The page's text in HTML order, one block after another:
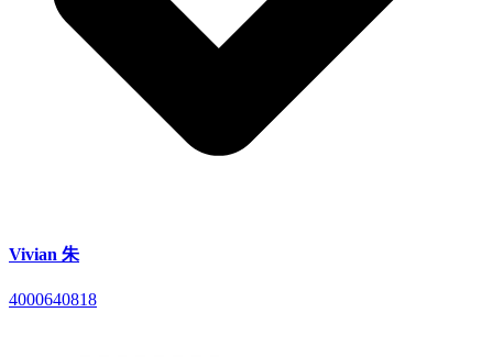
Vivian 朱
4000640818